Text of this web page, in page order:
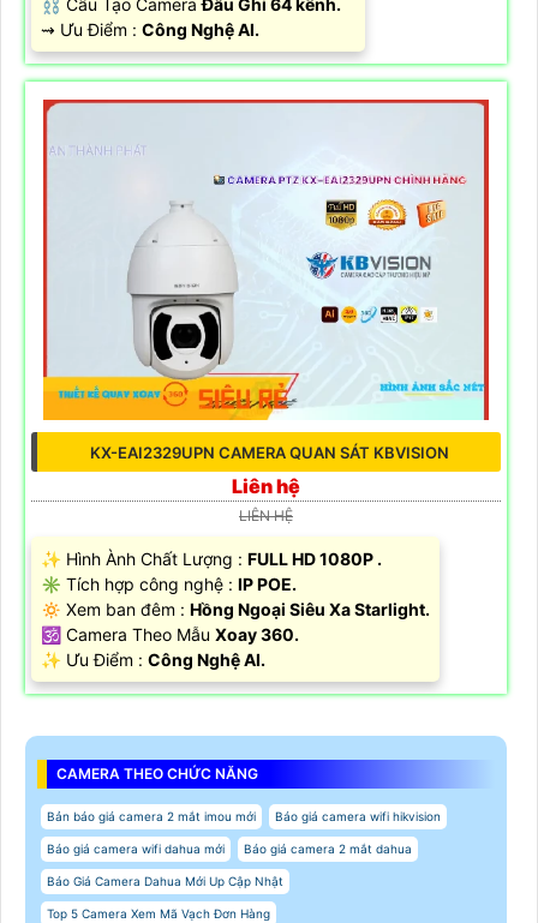
⛓ Cấu Tạo CameraĐầu Ghi 64 kênh.
️⇝ Ưu Điểm : Công Nghệ AI.
KX-EAI2329UPN CAMERA QUAN SÁT KBVISION
Liên hệ
LIÊN HỆ
✨ Hình Ành Chất Lượng : FULL HD 1080P .
✳️ Tích hợp công nghệ : IP POE.
🔅 Xem ban đêm : Hồng Ngoại Siêu Xa Starlight.
🕉️ Camera Theo Mẫu Xoay 360.
️✨ Ưu Điểm : Công Nghệ AI.
CAMERA THEO CHỨC NĂNG
Bản báo giá camera 2 mắt imou mới Báo giá camera wifi hikvision
Báo giá camera wifi dahua mới Báo giá camera 2 mắt dahua
Báo Giá Camera Dahua Mới Up Cập Nhật
Top 5 Camera Xem Mã Vạch Đơn Hàng